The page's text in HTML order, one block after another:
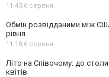
11:43, 6 серпня
Обмін розвідданими між
рівня
11:18, 6 серпня
Літо на Співочому: до
квітів